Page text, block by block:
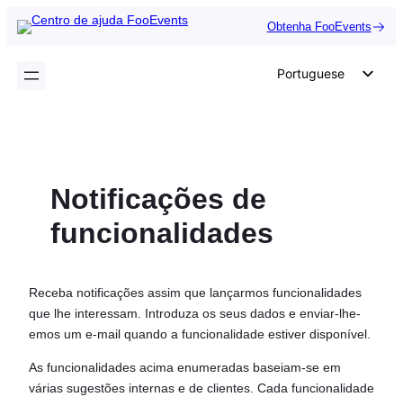
Saltar
para
conteúdo
Obtenha FooEvents
Portuguese
Czech
Greek
Notificações de
funcionalidades
Receba notificações assim que lançarmos funcionalidades
que lhe interessam. Introduza os seus dados e enviar-lhe-
emos um e-mail quando a funcionalidade estiver disponível.
As funcionalidades acima enumeradas baseiam-se em
várias sugestões internas e de clientes. Cada funcionalidade